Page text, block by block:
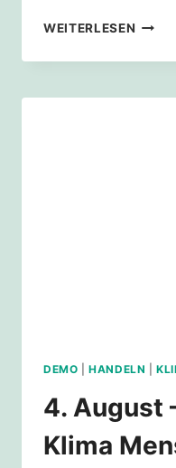
WEITERLESEN
–
DEMO |HANDELN |
4. August
Klima